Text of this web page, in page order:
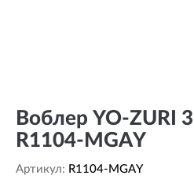
Воблер YO-ZURI
R1104-MGAY
Артикул: R1104-MGAY